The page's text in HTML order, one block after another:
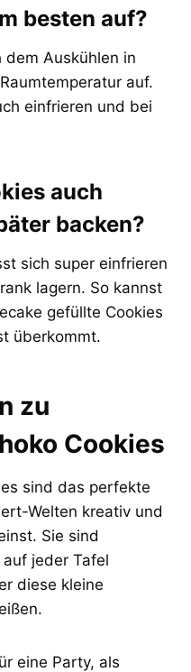
besten auf?
dem Auskühlen in
auf.
einfrieren und bei
auch
backen?
sich super einfrieren
lagern. So kannst
gefüllte Cookies
überkommt.
zu
Cookies
sind das perfekte
Welten kreativ und
Sie sind
jeder Tafel
diese kleine
eine Party, als